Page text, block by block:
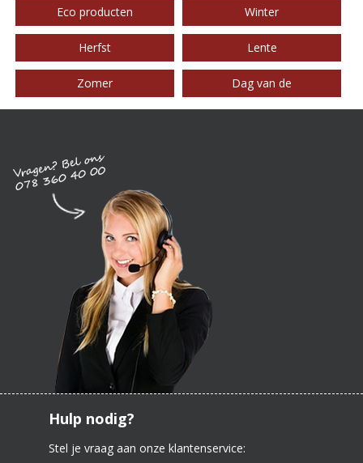
Eco producten Winter
Herfst Lente
Zomer Dag van de
Hulp nodig?
Stel je vraag aan onze klantenservice: